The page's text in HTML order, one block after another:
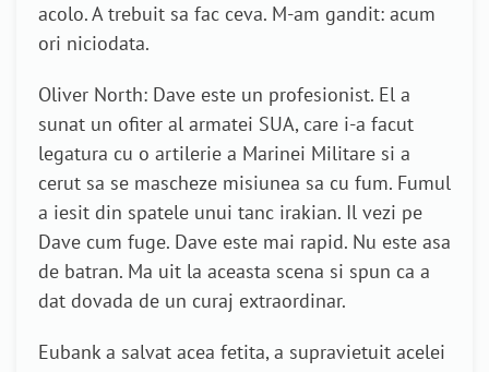
acolo. A trebuit sa fac ceva. M-am gandit: acum
ori niciodata.
Oliver North: Dave este un profesionist. El a
sunat un ofiter al armatei SUA, care i-a facut
legatura cu o artilerie a Marinei Militare si a
cerut sa se mascheze misiunea sa cu fum. Fumul
a iesit din spatele unui tanc irakian. Il vezi pe
Dave cum fuge. Dave este mai rapid. Nu este asa
de batran. Ma uit la aceasta scena si spun ca a
dat dovada de un curaj extraordinar.
Eubank a salvat acea fetita, a supravietuit acelei